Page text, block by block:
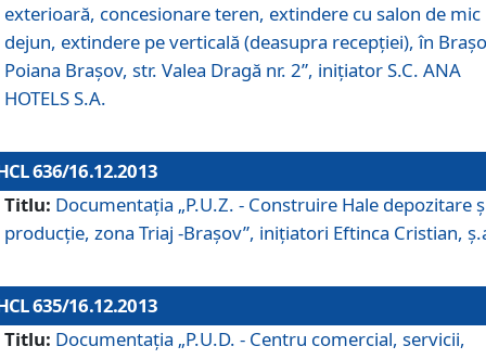
exterioară, concesionare teren, extindere cu salon de mic
dejun, extindere pe verticală (deasupra recepţiei), în
Poiana Braşov, str. Valea Dragă nr. 2”, iniţiator S.C. ANA
HOTELS S.A.
636/16.12.2013
Titlu: Documentaţia „P.U.Z. - Construire Hale depozitare
producţie, zona Triaj -Braşov”, iniţiatori Eftinca Cristian,
635/16.12.2013
Titlu: Documentaţia „P.U.D. - Centru comercial, servicii,